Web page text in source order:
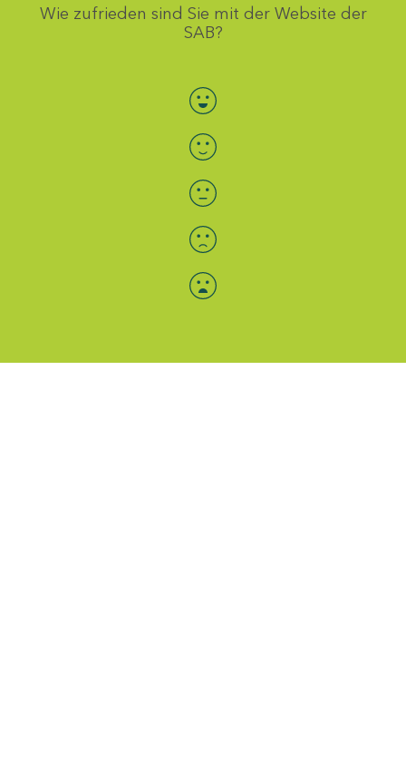
Wie zufrieden sind Sie mit der Website der
SAB?
Bewertung auswählen